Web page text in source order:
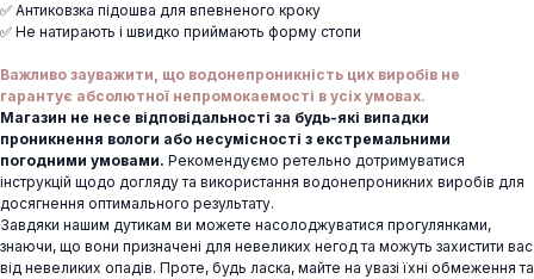
✅ Антиковзка підошва для впевненого кроку
✅ Не натирають і швидко приймають форму стопи
Важливо зауважити, що водонепроникність цих виробів не
гарантує абсолютної непромокаемості в усіх умовах.
Магазин не несе відповідальності за будь-які випадки
проникнення вологи або несумісності з екстремальними
погодними умовами. Рекомендуємо ретельно дотримуватися
інструкцій щодо догляду та використання водонепроникних виробів для
досягнення оптимального результату.
Завдяки нашим дутикам ви можете насолоджуватися прогулянками,
знаючи, що вони призначені для невеликих негод та можуть захистити вас
від невеликих опадів. Проте, будь ласка, майте на увазі їхні обмеження та